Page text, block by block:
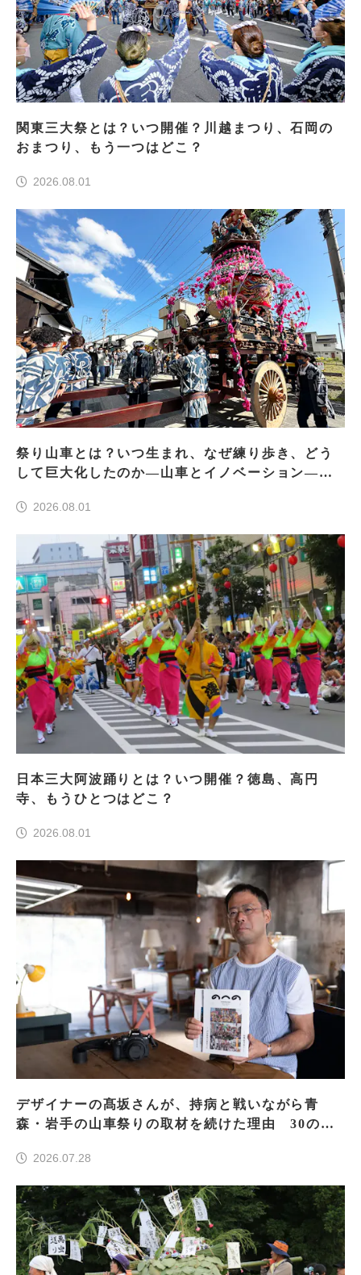
関東三大祭とは？いつ開催？川越まつり、石岡の
おまつり、もう一つはどこ？
2026.08.01
祭り山車とは？いつ生まれ、なぜ練り歩き、どう
して巨大化したのか―山車とイノベーション―＜
2026.08.01
日本三大阿波踊りとは？いつ開催？徳島、高円
寺、もうひとつはどこ？
2026.08.01
デザイナーの髙坂さんが、持病と戦いながら青
森・岩手の山車祭りの取材を続けた理由 30の山
2026.07.28